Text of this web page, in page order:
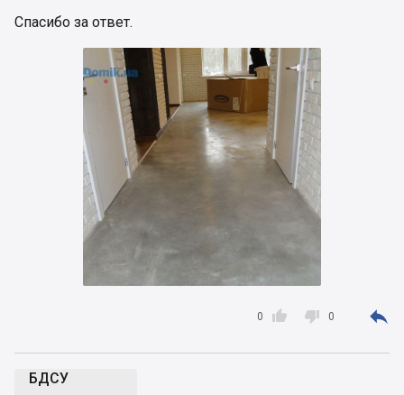
Спасибо за ответ.

0  0 
БДСУ